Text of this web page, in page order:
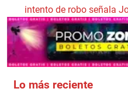
intento de robo señala
Lo más reciente